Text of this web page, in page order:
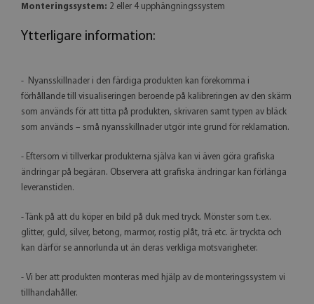
Monteringssystem: 2 eller 4 upphängningssystem
Ytterligare information:
- Nyansskillnader i den färdiga produkten kan förekomma i
förhållande till visualiseringen beroende på kalibreringen av den skärm
som används för att titta på produkten, skrivaren samt typen av bläck
som används – små nyansskillnader utgör inte grund för reklamation.
- Eftersom vi tillverkar produkterna själva kan vi även göra grafiska
ändringar på begäran. Observera att grafiska ändringar kan förlänga
leveranstiden.
- Tänk på att du köper en bild på duk med tryck. Mönster som t.ex.
glitter, guld, silver, betong, marmor, rostig plåt, trä etc. är tryckta och
kan därför se annorlunda ut än deras verkliga motsvarigheter.
- Vi ber att produkten monteras med hjälp av de monteringssystem vi
tillhandahåller.